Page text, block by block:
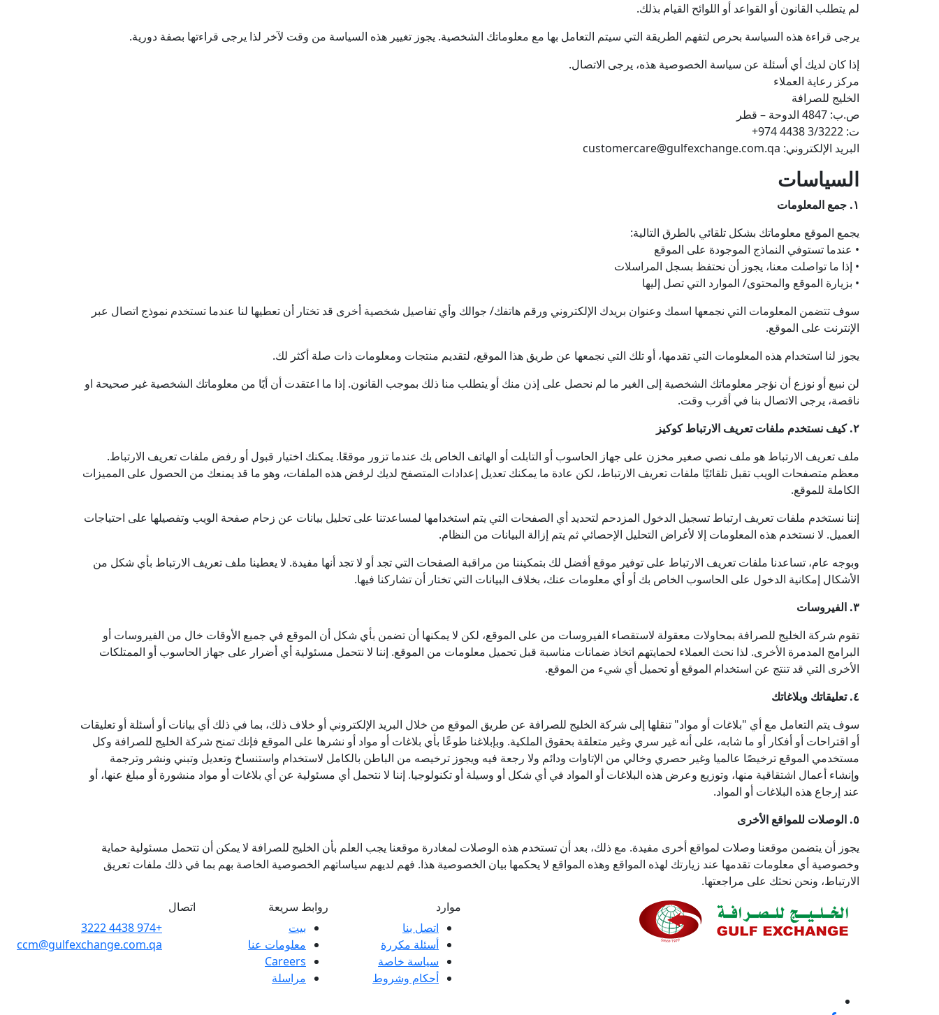
لم يتطلب القانون أو القواعد أو اللوائح القيام بذلك.
يرجى قراءة هذه السياسة بحرص لتفهم الطريقة التي سيتم التعامل بها مع معلوماتك الشخصية. يجوز تغيير هذه السياسة من وقت لآخر لذا يرجى قراءتها بصفة دورية.
إذا كان لديك أي أسئلة عن سياسة الخصوصية هذه، يرجى الاتصال.
مركز رعاية العملاء
الخليج للصرافة
ص.ب: 4847 الدوحة – قطر
ت: 3/3222 4438 974+
البريد الإلكتروني: customercare@gulfexchange.com.qa
السياسات
١. جمع المعلومات
يجمع الموقع معلوماتك بشكل تلقائي بالطرق التالية:
• عندما تستوفي النماذج الموجودة على الموقع
• إذا ما تواصلت معنا، يجوز أن نحتفظ بسجل المراسلات
• بزيارة الموقع والمحتوى/ الموارد التي تصل إليها
سوف تتضمن المعلومات التي نجمعها اسمك وعنوان بريدك الإلكتروني ورقم هاتفك/ جوالك وأي تفاصيل شخصية أخرى قد تختار أن تعطيها لنا عندما تستخدم نموذج اتصال عبر
الإنترنت على الموقع.
يجوز لنا استخدام هذه المعلومات التي تقدمها، أو تلك التي نجمعها عن طريق هذا الموقع، لتقديم منتجات ومعلومات ذات صلة أكثر لك.
لن نبيع أو نوزع أن نؤجر معلوماتك الشخصية إلى الغير ما لم نحصل على إذن منك أو يتطلب منا ذلك بموجب القانون. إذا ما اعتقدت أن أيًا من معلوماتك الشخصية غير صحيحة او
ناقصة، يرجى الاتصال بنا في أقرب وقت.
٢. كيف نستخدم ملفات تعريف الارتباط كوكيز
ملف تعريف الارتباط هو ملف نصي صغير مخزن على جهاز الحاسوب أو التابلت أو الهاتف الخاص بك عندما تزور موقعًا. يمكنك اختيار قبول أو رفض ملفات تعريف الارتباط.
معظم متصفحات الويب تقبل تلقائيًا ملفات تعريف الارتباط، لكن عادة ما يمكنك تعديل إعدادات المتصفح لديك لرفض هذه الملفات، وهو ما قد يمنعك من الحصول على المميزات
الكاملة للموقع.
إننا نستخدم ملفات تعريف ارتباط تسجيل الدخول المزدحم لتحديد أي الصفحات التي يتم استخدامها لمساعدتنا على تحليل بيانات عن زحام صفحة الويب وتفصيلها على احتياجات
العميل. لا نستخدم هذه المعلومات إلا لأغراض التحليل الإحصائي ثم يتم إزالة البيانات من النظام.
وبوجه عام، تساعدنا ملفات تعريف الارتباط على توفير موقع أفضل لك بتمكيننا من مراقبة الصفحات التي تجد أو لا تجد أنها مفيدة. لا يعطينا ملف تعريف الارتباط بأي شكل من
الأشكال إمكانية الدخول على الحاسوب الخاص بك أو أي معلومات عنك، بخلاف البيانات التي تختار أن تشاركنا فيها.
٣. الفيروسات
تقوم شركة الخليج للصرافة بمحاولات معقولة لاستقصاء الفيروسات من على الموقع، لكن لا يمكنها أن تضمن بأي شكل أن الموقع في جميع الأوقات خال من الفيروسات أو
البرامج المدمرة الأخرى. لذا نحث العملاء لحمايتهم اتخاذ ضمانات مناسبة قبل تحميل معلومات من الموقع. إننا لا نتحمل مسئولية أي أضرار على جهاز الحاسوب أو الممتلكات
الأخرى التي قد تنتج عن استخدام الموقع أو تحميل أي شيء من الموقع.
٤. تعليقاتك وبلاغاتك
سوف يتم التعامل مع أي "بلاغات أو مواد" تنقلها إلى شركة الخليج للصرافة عن طريق الموقع من خلال البريد الإلكتروني أو خلاف ذلك، بما في ذلك أي بيانات أو أسئلة أو تعليقات
أو اقتراحات أو أفكار أو ما شابه، على أنه غير سري وغير متعلقة بحقوق الملكية. وبإبلاغنا طوعًا بأي بلاغات أو مواد أو نشرها على الموقع فإنك تمنح شركة الخليج للصرافة وكل
مستخدمي الموقع ترخيصًا عالميا وغير حصري وخالي من الإتاوات ودائم ولا رجعة فيه ويجوز ترخيصه من الباطن بالكامل لاستخدام واستنساخ وتعديل وتبني ونشر وترجمة
وإنشاء أعمال اشتقاقية منها، وتوزيع وعرض هذه البلاغات أو المواد في أي شكل أو وسيلة أو تكنولوجيا. إننا لا نتحمل أي مسئولية عن أي بلاغات أو مواد منشورة أو مبلغ عنها، أو
عند إرجاع هذه البلاغات أو المواد.
٥. الوصلات للمواقع الأخرى
يجوز أن يتضمن موقعنا وصلات لمواقع أخرى مفيدة. مع ذلك، بعد أن تستخدم هذه الوصلات لمغادرة موقعنا يجب العلم بأن الخليج للصرافة لا يمكن أن تتحمل مسئولية حماية
وخصوصية أي معلومات تقدمها عند زيارتك لهذه المواقع وهذه المواقع لا يحكمها بيان الخصوصية هذا. فهم لديهم سياساتهم الخصوصية الخاصة بهم بما في ذلك ملفات تعريق
الارتباط، ونحن نحثك على مراجعتها.
موارد
اتصل بنا
أسئلة مكررة
سياسة خاصة
أحكام وشروط
روابط سريعة
بيت
معلومات عنا
Careers
مراسلة
اتصال
+974 4438 3222
ccm@gulfexchange.com.qa